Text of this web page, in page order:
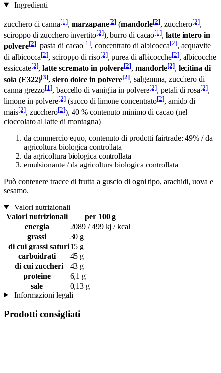
Ingredienti
zucchero di canna[1], marzapane[2] (mandorle[2], zucchero[2],
sciroppo di zucchero invertito[2]), burro di cacao[1], latte intero in
polvere[2], pasta di cacao[1], concentrato di albicocca[2], acquavite
di albicocca[2], sciroppo di riso[2], purea di albicocche[2], albicocche
essiccate[2], latte scremato in polvere[2], mandorle[2], lecitina di
soia (E322)[3], siero dolce in polvere[2], salgemma, zucchero di
canna grezzo[1], baccello di vaniglia in polvere[2], petali di rosa[2],
limone in polvere[2] (succo di limone concentrato[2], amido di
mais[2], zucchero[2]), 40 % contenuto minimo di cacao (nel
cioccolato al latte di montagna)
da commercio equo, contenuto di prodotti fairtrade: 49% / da
agricoltura biologica controllata
da agricoltura biologica controllata
emulsionante / da agricoltura biologica controllata
Può contenere tracce di frutta a guscio di ogni tipo, arachidi, uova e
sesamo.
Valori nutrizionali
Valori nutrizionali
per 100 g
energia
2089 / 499 kj / kcal
grassi
30 g
di cui grassi saturi15 g
carboidrati
45 g
di cui zuccheri
43 g
proteine
6,1 g
sale
0,13 g
Informazioni legali
Prodotti consigliati